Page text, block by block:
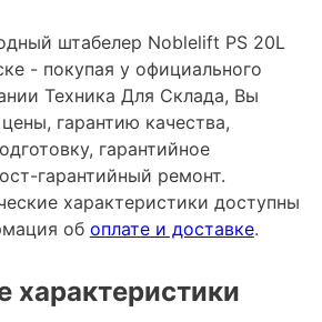
штабелер Noblelift PS 20L
- покупая у официального
Техника Для Склада, Вы
гарантию качества,
гарантийное
гарантийный ремонт.
характеристики доступны
об оплате и доставке.
характеристики